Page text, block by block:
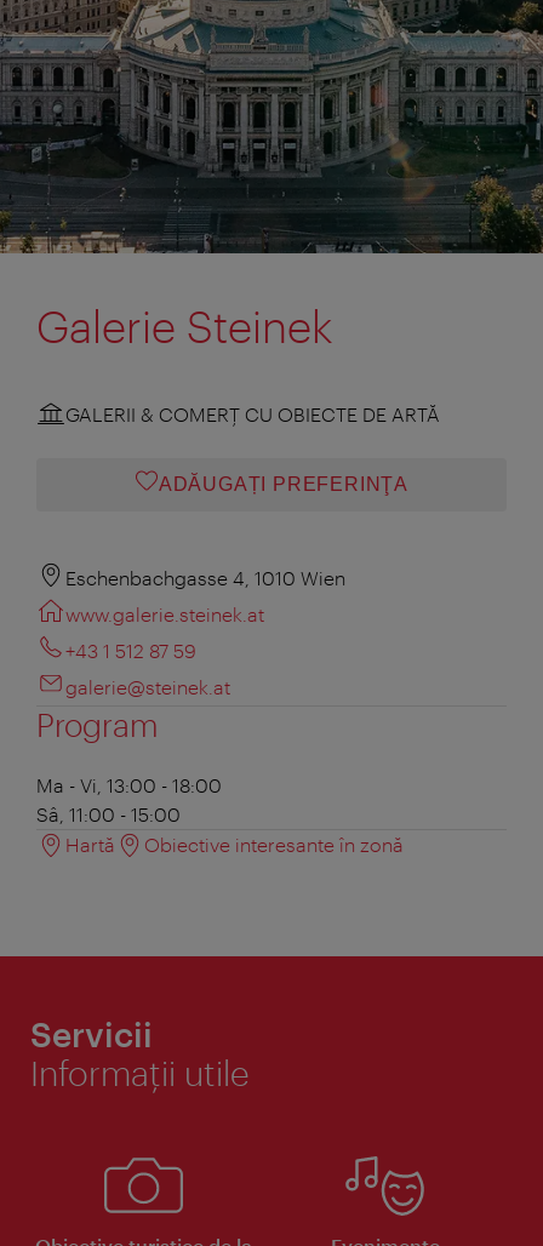
Galerie Steinek
GALERII & COMERŢ CU OBIECTE DE ARTĂ
ADĂUGAȚI PREFERINŢA
Eschenbachgasse 4, 1010 Wien
www.galerie.steinek.at
+43 1 512 87 59
galerie@steinek.at
Program
Ma - Vi, 13:00 - 18:00
Sâ, 11:00 - 15:00
Hartă
Obiective interesante în zonă
Servicii
Informaţii utile